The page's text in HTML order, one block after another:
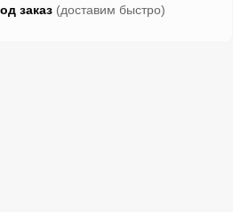
заказ(доставим быстро)